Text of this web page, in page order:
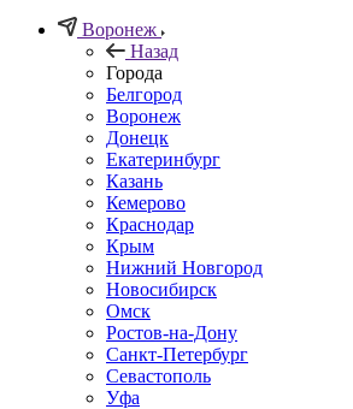
Воронеж
Назад
Города
Белгород
Воронеж
Донецк
Екатеринбург
Казань
Кемерово
Краснодар
Крым
Нижний Новгород
Новосибирск
Омск
Ростов-на-Дону
Санкт-Петербург
Севастополь
Уфа